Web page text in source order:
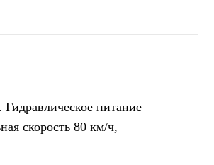
питание
скорость 80 км/ч,